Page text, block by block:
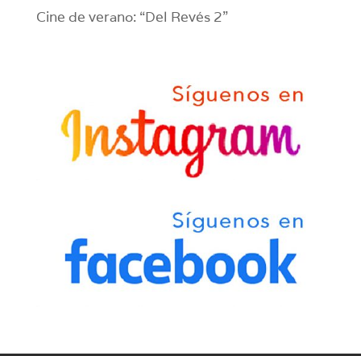
Cine de verano: “Del Revés 2”